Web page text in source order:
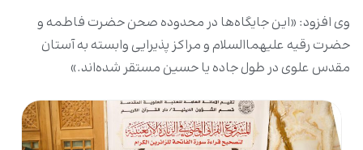
وی افزود: «این جایگاه‌ها در محدوده صحن‌ حضرت فاطمه و
حضرت رقیه علیهما‌السلام و مراکز پذیرایی وابسته به آستان
مقدس علوی در طول جاده یا حسین مستقر شده‌اند.»